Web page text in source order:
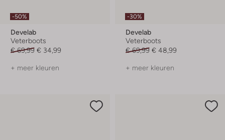
-50%
Develab
Veterboots
€ 69,99 € 34,99
+ meer kleuren
-30%
Develab
Veterboots
€ 69,99 € 48,99
+ meer kleuren